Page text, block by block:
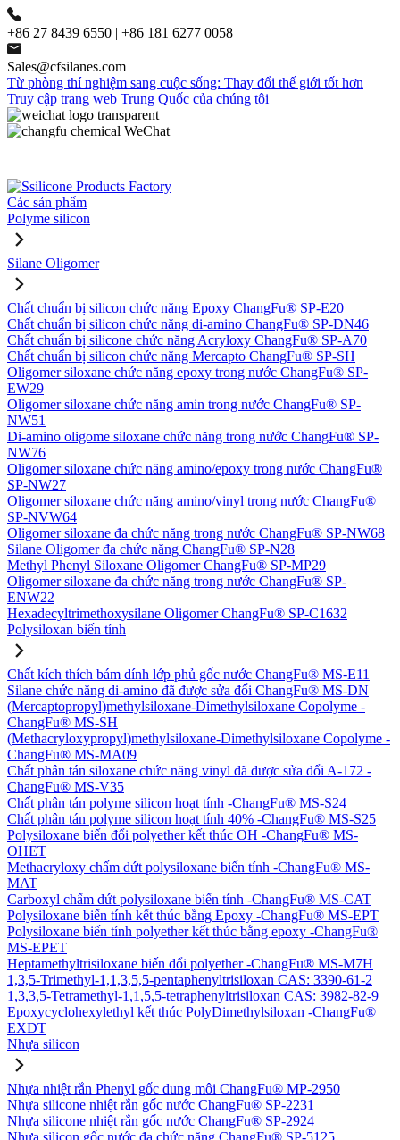
+86 27 8439 6550 | +86 181 6277 0058
Sales@cfsilanes.com
Từ phòng thí nghiệm sang cuộc sống: Thay đổi thế giới tốt hơn
Truy cập trang web Trung Quốc của chúng tôi
Các sản phẩm
Polyme silicon
Silane Oligomer
Chất chuẩn bị silicon chức năng Epoxy ChangFu® SP-E20
Chất chuẩn bị silicon chức năng di-amino ChangFu® SP-DN46
Chất chuẩn bị silicone chức năng Acryloxy ChangFu® SP-A70
Chất chuẩn bị silicon chức năng Mercapto ChangFu® SP-SH
Oligomer siloxane chức năng epoxy trong nước ChangFu® SP-
EW29
Oligomer siloxane chức năng amin trong nước ChangFu® SP-
NW51
Di-amino oligome siloxane chức năng trong nước ChangFu® SP-
NW76
Oligomer siloxane chức năng amino/epoxy trong nước ChangFu®
SP-NW27
Oligomer siloxane chức năng amino/vinyl trong nước ChangFu®
SP-NVW64
Oligomer siloxane đa chức năng trong nước ChangFu® SP-NW68
Silane Oligomer đa chức năng ChangFu® SP-N28
Methyl Phenyl Siloxane Oligomer ChangFu® SP-MP29
Oligomer siloxane đa chức năng trong nước ChangFu® SP-
ENW22
Hexadecyltrimethoxysilane Oligomer ChangFu® SP-C1632
Polysiloxan biến tính
Chất kích thích bám dính lớp phủ gốc nước ChangFu® MS-E11
Silane chức năng di-amino đã được sửa đổi ChangFu® MS-DN
(Mercaptopropyl)methylsiloxane-Dimethylsiloxane Copolyme -
ChangFu® MS-SH
(Methacryloxypropyl)methylsiloxane-Dimethylsiloxane Copolyme -
ChangFu® MS-MA09
Chất phân tán siloxane chức năng vinyl đã được sửa đổi A-172 -
ChangFu® MS-V35
Chất phân tán polyme silicon hoạt tính -ChangFu® MS-S24
Chất phân tán polyme silicon hoạt tính 40% -ChangFu® MS-S25
Polysiloxane biến đổi polyether kết thúc OH -ChangFu® MS-
OHET
Methacryloxy chấm dứt polysiloxane biến tính -ChangFu® MS-
MAT
Carboxyl chấm dứt polysiloxane biến tính -ChangFu® MS-CAT
Polysiloxane biến tính kết thúc bằng Epoxy -ChangFu® MS-EPT
Polysiloxane biến tính polyether kết thúc bằng epoxy -ChangFu®
MS-EPET
Heptamethyltrisiloxane biến đổi polyether -ChangFu® MS-M7H
1,3,5-Trimethyl-1,1,3,5,5-pentaphenyltrisiloxan CAS: 3390-61-2
1,3,3,5-Tetramethyl-1,1,5,5-tetraphenyltrisiloxan CAS: 3982-82-9
Epoxycyclohexylethyl kết thúc PolyDimethylsiloxan -ChangFu®
EXDT
Nhựa silicon
Nhựa nhiệt rắn Phenyl gốc dung môi ChangFu® MP-2950
Nhựa silicone nhiệt rắn gốc nước ChangFu® SP-2231
Nhựa silicone nhiệt rắn gốc nước ChangFu® SP-2924
Nhựa silicon gốc nước đa chức năng ChangFu® SP-5125